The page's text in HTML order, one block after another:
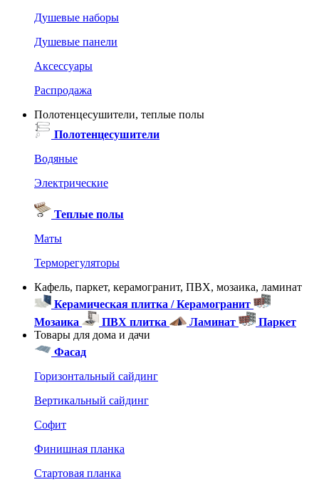
Душевые наборы
Душевые панели
Аксессуары
Распродажа
Полотенцесушители, теплые полы
Полотенцесушители
Водяные
Электрические
Теплые полы
Маты
Терморегуляторы
Кафель, паркет, керамогранит, ПВХ, мозаика, ламинат
Керамическая плитка / Керамогранит
Мозаика
ПВХ плитка Ламинат
Паркет
Товары для дома и дачи
Фасад
Горизонтальный сайдинг
Вертикальный сайдинг
Софит
Финишная планка
Стартовая планка